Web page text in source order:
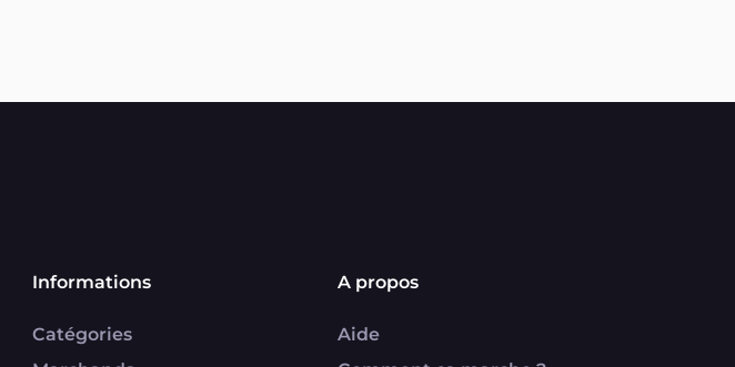
Informations
Catégories
A propos
Aide